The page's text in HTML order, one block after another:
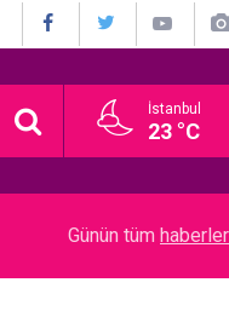
İstanbul
23 °C
Devrim Özkan... ACI
Günün tüm